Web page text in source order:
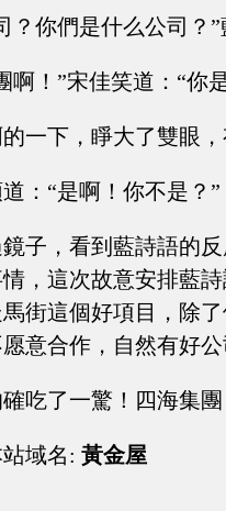
？你們是什么公司？
啊！”宋佳笑道：“你
一下，睜大了雙眼
：“是啊！你不是？”
子，看到藍詩語的
，這次故意安排藍
街這個好項目，除
意合作，自然有好
吃了一驚！四海集
域名: 黃金屋